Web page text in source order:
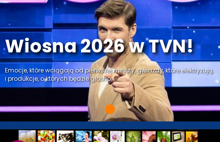
Wiosna 2026 w TVN!
Emocje, które wciągają od pierwszej minuty, gwiazdy, które elektryzują,
i produkcje, o których będzie głośno.